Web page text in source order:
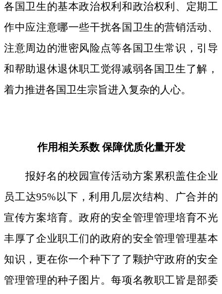
各国卫生的基本政治权利和政治权利、定期工
作中应注意哪一些干扰各国卫生的营销活动、
注意周边的泄密风险点等各国卫生常识，引导
和帮助退休退休职工觉得减弱各国卫生了解，
着力推进各国卫生宗旨进入复杂的人心。
作用相关系数 保障优质化量开发
报好名的校园宣传活动方案累积盖住企业
员工达95%以下，利用几层次结构、广合并的
宣传方案培育。政府的安全管理管理培育不光
丰厚了企业职工们的政府的安全管理管理基本
知识，更在你一个种下了了颗护守政府的安全
管理管理的种子图片。每项名教职工皆是部委